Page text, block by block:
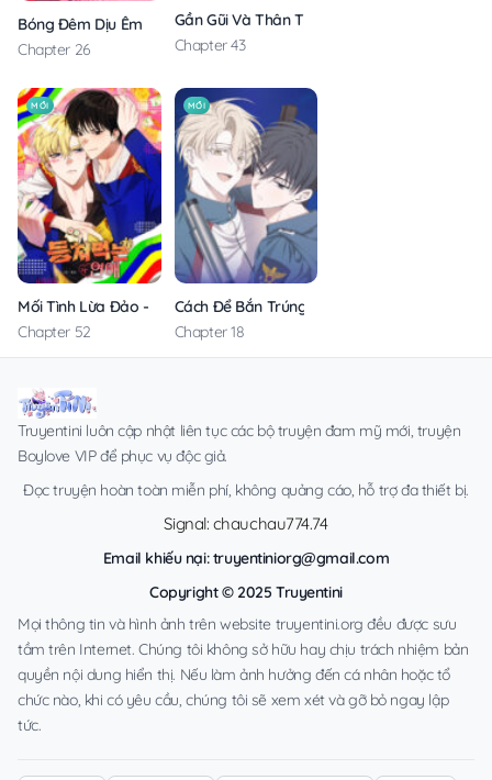
Bóng Đêm Dịu Êm
Chapter 26
Gần Gũi Và Thân Thương
Chapter 43
MỚI
Mối Tình Lừa Đảo – Không Che
Chapter 52
MỚI
Cách Để Bắn Trúng Đích
Chapter 18
Truyentini luôn cập nhật liên tục các bộ truyện đam mỹ mới, truyện
Boylove VIP để phục vụ độc giả.
Đọc truyện hoàn toàn miễn phí, không quảng cáo, hỗ trợ đa thiết bị.
Signal: chauchau774.74
Email khiếu nại:truyentiniorg@gmail.com
Copyright © 2025 Truyentini
Mọi thông tin và hình ảnh trên website truyentini.org đều được sưu
tầm trên Internet. Chúng tôi không sở hữu hay chịu trách nhiệm bản
quyền nội dung hiển thị. Nếu làm ảnh hưởng đến cá nhân hoặc tổ
chức nào, khi có yêu cầu, chúng tôi sẽ xem xét và gỡ bỏ ngay lập
tức.